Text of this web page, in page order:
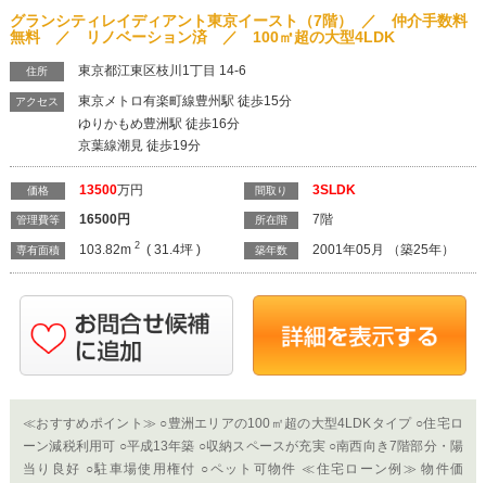
グランシティレイディアント東京イースト（7階） ／ 仲介手数料
無料 ／ リノベーション済 ／ 100㎡超の大型4LDK
住所 東京都江東区枝川1丁目 14-6
アクセス
東京メトロ有楽町線豊州駅 徒歩15分
ゆりかもめ豊洲駅 徒歩16分
京葉線潮見 徒歩19分
価格 13500万円
管理費等 16500円
専有面積 103.82m2 ( 31.4坪 )
間取り 3SLDK
所在階 7階
築年数 2001年05月 （築25年）
≪おすすめポイント≫ ○豊洲エリアの100㎡超の大型4LDKタイプ ○住宅ロ
ーン減税利用可 ○平成13年築 ○収納スペースが充実 ○南西向き7階部分・陽
当り良好 ○駐車場使用権付 ○ペット可物件 ≪住宅ローン例≫ 物件価